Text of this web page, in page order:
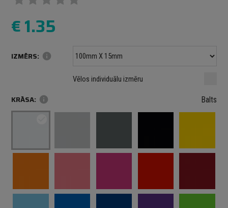
€1.35
IZMĒRS: info
mm mm
Maksimālais izmērs: 1000 mm
Vēlos individuālu izmēru
KRĀSA: info Balts